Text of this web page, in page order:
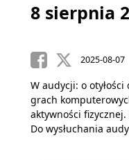
8 sierpnia
2025-08-07
W audycji: o
grach
aktywności fizycznej.
Do wysłuchania